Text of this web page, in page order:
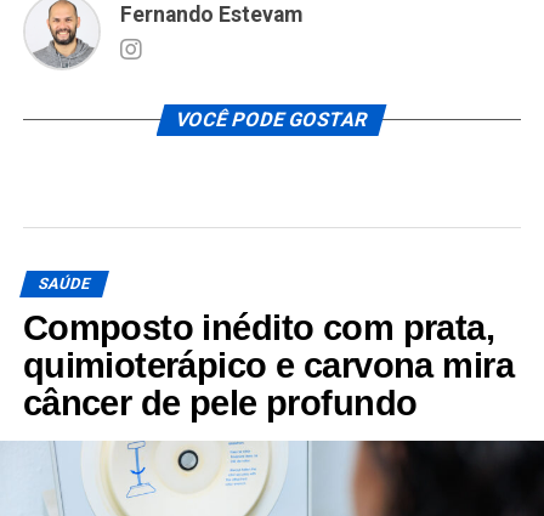
Fernando Estevam
VOCÊ PODE GOSTAR
SAÚDE
Composto inédito com prata,
quimioterápico e carvona mira
câncer de pele profundo